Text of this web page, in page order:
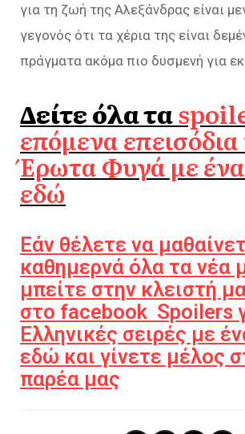
για τη ζωή της Αλεξάνδρας είναι
γεγονός ότι τα χέρια της είναι
πράγματα ακόμα πιο δυσμεvή για
Δείτε όλα τα
επόμενα επεισόδια
Έρωτα Φυγά με
εδώ
Εάν θέλετε να
καθημερνά όλα τα νέα
μπείτε στην κλειστή
στο facebook Spoilers
Ελληνικές σειρές με
εδώ και γίνετε μέλος
παρέα μας